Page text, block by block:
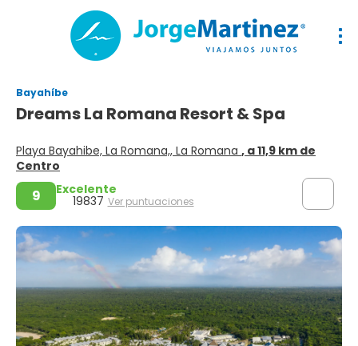
Bayahíbe
Dreams La Romana Resort & Spa
Playa Bayahibe, La Romana,, La Romana , a 11,9 km de
Centro
9 Excelente
19837 Ver puntuaciones